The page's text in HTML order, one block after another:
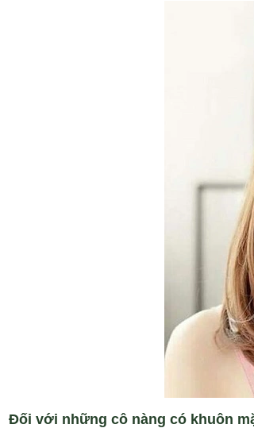
Đối với những cô nàng có khuôn m